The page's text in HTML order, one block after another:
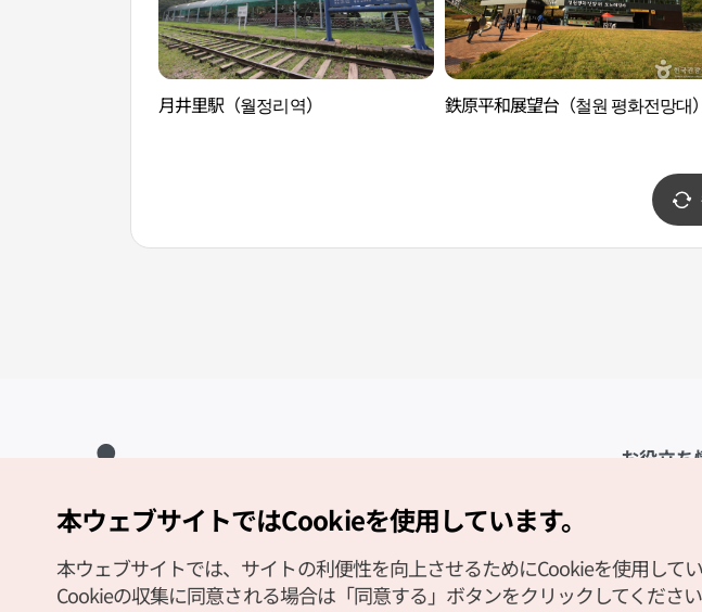
月井里駅（월정리역） 鉄原平和展望台（철원 평화전망대）
お役立ち
観光資料ダ
Copyright (c) Korea Tourism Organization All Rights Reserved.
サイトエラー報告
公式メール
本ウェブサイトではCookieを使用しています。
本ウェブサイトでは、サイトの利便性を向上させるためにCookieを使用してい
Cookieの収集に同意される場合は「同意する」ボタンをクリックしてください